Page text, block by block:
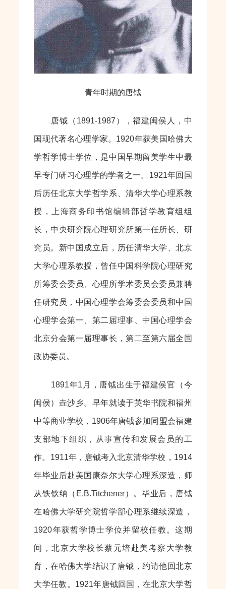
青年时期的唐钺
唐钺（1891-1987），福建闽侯人，中
国现代著名心理学家。1920年获美国哈佛大
学哲学博士学位，是中国早期留美学生中最
早专门研习心理学的学者之一。1921年回国
后历任北京大学哲学系、清华大学心理系教
授，上海商务印书馆编辑部哲学教育组组
长，中央研究院心理研究所第一任所长、研
究员。新中国成立后，历任清华大学、北京
大学心理系教授，曾任中国科学院心理研究
所筹委会委员、心理所学术委员会委员兼聘
任研究员，中国心理学会筹委会委员和中国
心理学会第一、第二届理事、中国心理学会
北京分会第一届理事长，第二至第六届全国
政协委员。
1891年1月，唐钺出生于福建侯官（今
闽侯）垚沙乡。早年就读于英华书院和福州
中等商业学校，1906年唐钺参加同盟会福建
支部地下组织，从事宣传和发展会员的工
作。1911年，唐钺考入北京清华学校，1914
年毕业后赴美国康奈尔大学心理系深造，师
从铁钦纳（E.B.Titchener）。毕业后，唐钺
在哈佛大学研究院哲学部心理系继续深造，
1920年获哲学博士学位并留校任教。这期
间，北京大学校长蔡元培赴美考察大学教
育，在哈佛大学结识了唐钺，约请他回北京
大学任教。1921年唐钺回国，在北京大学哲